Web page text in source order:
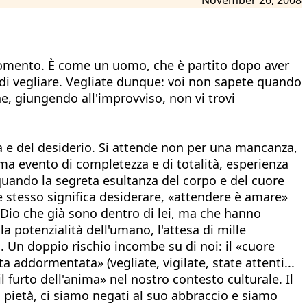
È come un uomo, che è partito dopo aver
vegliare. Vegliate dunque: voi non sapete quando
giungendo all'improvviso, non vi trovi
del desiderio. Si attende non per una mancanza,
evento di completezza e di totalità, esperienza
la segreta esultanza del corpo e del cuore
significa desiderare, «attendere è amare»
che già sono dentro di lei, ma che hanno
potenzialità dell'umano, l'attesa di mille
Un doppio rischio incombe su di noi: il «cuore
addormentata» (vegliate, vigilate, state attenti...
furto dell'anima» nel nostro contesto culturale. Il
ci siamo negati al suo abbraccio e siamo